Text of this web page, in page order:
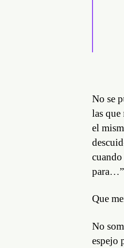
No se
las que
el
Que
No
espejo